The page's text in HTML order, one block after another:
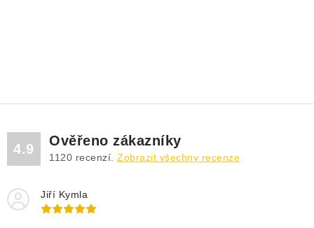
4.9
Ověřeno zákazníky
1120 recenzí. Zobrazit všechny recenze
Jiří Kymla